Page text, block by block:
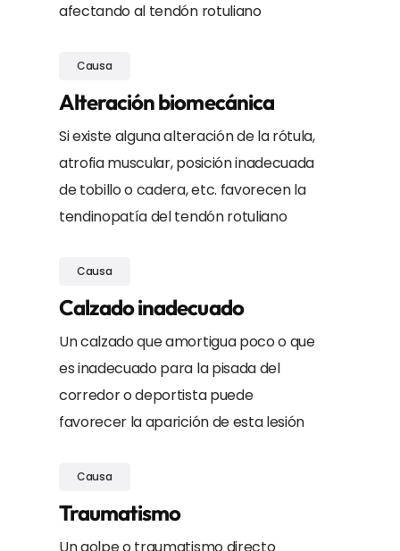
afectando al tendón rotuliano
Causa
Alteración biomecánica
Si existe alguna alteración de la rótula,
atrofia muscular, posición inadecuada
de tobillo o cadera, etc. favorecen la
tendinopatía del tendón rotuliano
Causa
Calzado inadecuado
Un calzado que amortigua poco o que
es inadecuado para la pisada del
corredor o deportista puede
favorecer la aparición de esta lesión
Causa
Traumatismo